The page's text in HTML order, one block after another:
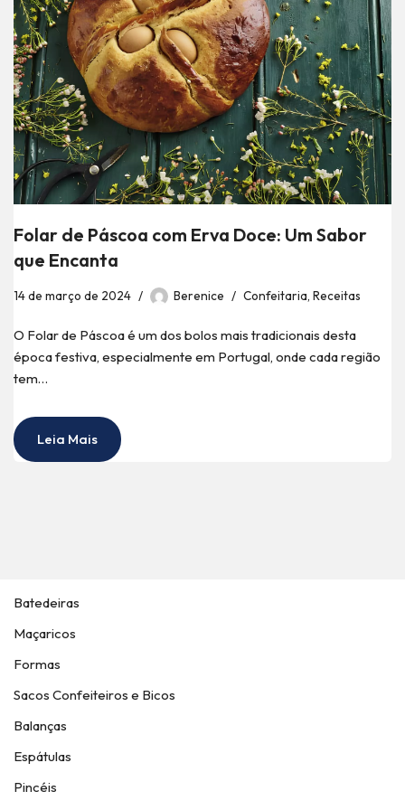
Folar de Páscoa com Erva Doce: Um Sabor
que Encanta
14 de março de 2024 Berenice Confeitaria, Receitas
O Folar de Páscoa é um dos bolos mais tradicionais desta
época festiva, especialmente em Portugal, onde cada região
tem…
Leia Mais
Batedeiras
Maçaricos
Formas
Sacos Confeiteiros e Bicos
Balanças
Espátulas
Pincéis